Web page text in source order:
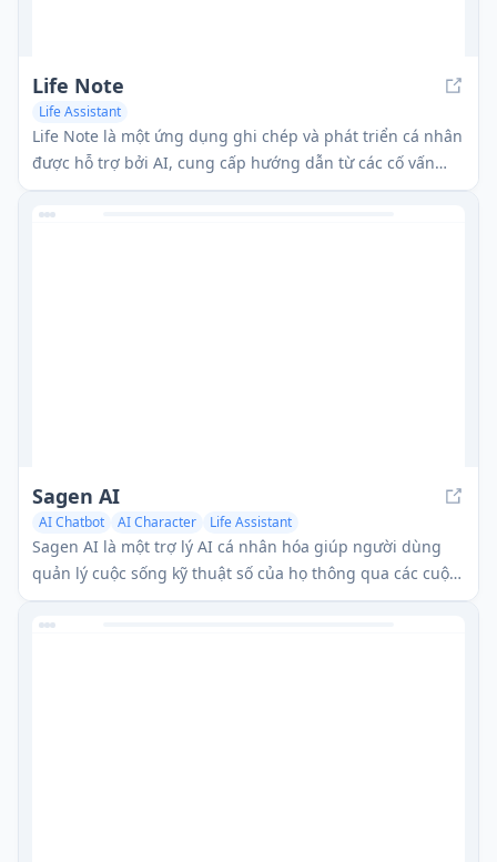
Life Note
Life Assistant
Life Note là một ứng dụng ghi chép và phát triển cá nhân
được hỗ trợ bởi AI, cung cấp hướng dẫn từ các cố vấn
lịch sử để giúp người dùng vượt qua những thách thức
trong cuộc sống và đạt được các mục tiêu của họ.
Sagen AI
AI Chatbot AI Character Life Assistant
Sagen AI là một trợ lý AI cá nhân hóa giúp người dùng
quản lý cuộc sống kỹ thuật số của họ thông qua các cuộc
hội thoại bằng ngôn ngữ tự nhiên.